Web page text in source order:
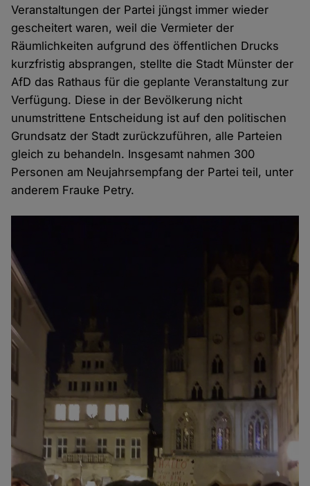
Veranstaltungen der Partei jüngst immer wieder
gescheitert waren, weil die Vermieter der
Räumlichkeiten aufgrund des öffentlichen Drucks
kurzfristig absprangen, stellte die Stadt Münster der
AfD das Rathaus für die geplante Veranstaltung zur
Verfügung. Diese in der Bevölkerung nicht
unumstrittene Entscheidung ist auf den politischen
Grundsatz der Stadt zurückzuführen, alle Parteien
gleich zu behandeln. Insgesamt nahmen 300
Personen am Neujahrsempfang der Partei teil, unter
anderem Frauke Petry.